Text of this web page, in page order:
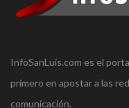
InfoSanLuis.com es el
primero en apostar a las
comunicación.